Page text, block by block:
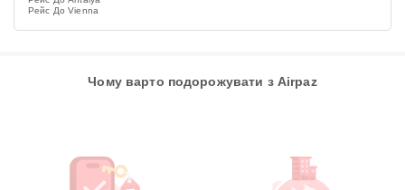
Рейс До Vienna
Чому варто подорожувати з Airpaz